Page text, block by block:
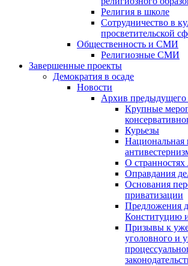
Религия в школе
Сотрудничество в
просветительской
Общественность и СМИ
Религиозные СМИ
Завершенные проекты
Демократия в осаде
Новости
Архив предыдущего
Крупные
Курьезы
Национальная
О
Оправдания
Основания
приватизации
Предложения
Конституцию
Призывы к
уголовного и